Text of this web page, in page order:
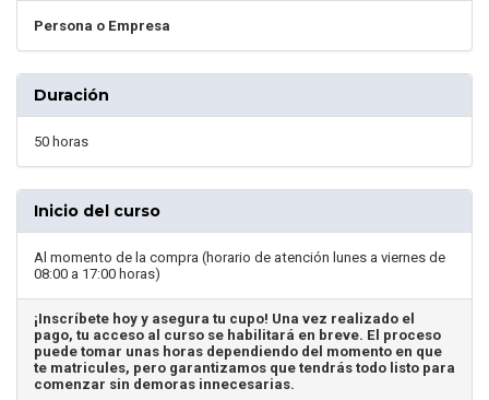
Persona o Empresa
Duración
50 horas
Inicio del curso
Al momento de la compra (horario de atención lunes a viernes de
08:00 a 17:00 horas)
¡Inscríbete hoy y asegura tu cupo! Una vez realizado el
pago, tu acceso al curso se habilitará en breve. El proceso
puede tomar unas horas dependiendo del momento en que
te matricules, pero garantizamos que tendrás todo listo para
comenzar sin demoras innecesarias.